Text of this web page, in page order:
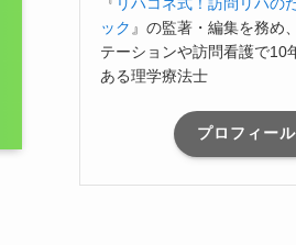
ック 』の監著・編集を務め
テーションや訪問看護で10
ある理学療法士
プロフィール